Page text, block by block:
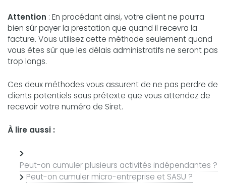
Attention : En procédant ainsi, votre client ne pourra
bien sûr payer la prestation que quand il recevra la
facture. Vous utilisez cette méthode seulement quand
vous êtes sûr que les délais administratifs ne seront pas
trop longs.
Ces deux méthodes vous assurent de ne pas perdre de
clients potentiels sous prétexte que vous attendez de
recevoir votre numéro de Siret.
À lire aussi :
Peut-on cumuler plusieurs activités indépendantes ?
Peut-on cumuler micro-entreprise et SASU ?